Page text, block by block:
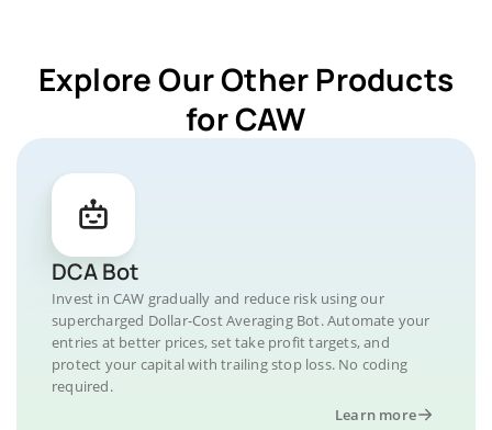
Explore Our Other Products
for CAW
DCA Bot
Invest in CAW gradually and reduce risk using our
supercharged Dollar-Cost Averaging Bot. Automate your
entries at better prices, set take profit targets, and
protect your capital with trailing stop loss. No coding
required.
Learn more